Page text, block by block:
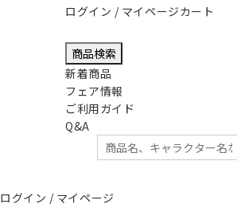
ログイン / マイページカート
商品検索
新着商品
フェア情報
ご利用ガイド
Q&A
ログイン / マイページ